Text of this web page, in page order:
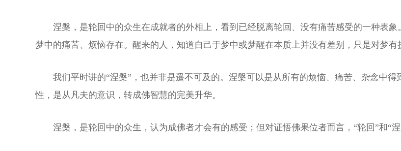
涅槃，是轮回中的众生在成就者的外相上，看到已经脱离轮回、没有痛苦感受的一种表
梦中的痛苦、烦恼存在。醒来的人，知道自己于梦中或梦醒在本质上并没有差别，只是对梦有
我们平时讲的“涅槃”，也并非是遥不可及的。涅槃可以是从所有的烦恼、痛苦、杂念中
性，是从凡夫的意识，转成佛智慧的完美升华。
涅槃，是轮回中的众生，认为成佛者才会有的感受；但对证悟佛果位者而言，“轮回”和“涅